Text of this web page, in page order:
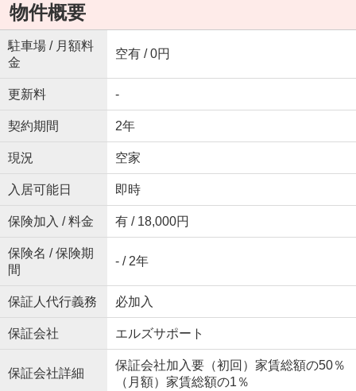
物件概要
駐車場 / 月額料
金
空有 / 0円
更新料 -
契約期間 2年
現況 空家
入居可能日 即時
保険加入 / 料金 有 / 18,000円
保険名 / 保険期
間
- / 2年
保証人代行義務 必加入
保証会社 エルズサポート
保証会社詳細
保証会社加入要（初回）家賃総額の50％
（月額）家賃総額の1％